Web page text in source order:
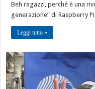
Beh ragazzi, perché è una
generazione” di Raspberry
Leggi tutto »